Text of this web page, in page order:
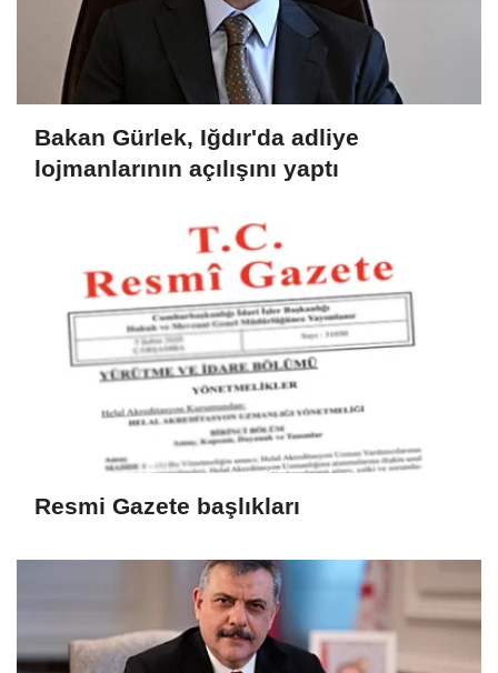
Bakan Gürlek, Iğdır'da adliye
lojmanlarının açılışını yaptı
Resmi Gazete başlıkları